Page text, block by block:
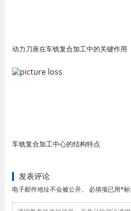
动力刀座在车铣复合加工中的关键作用
车铣复合加工中心的结构特点
发表评论
电子邮件地址不会被公开。 必填项已用*标